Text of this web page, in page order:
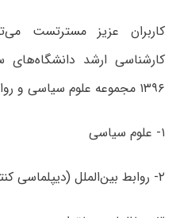
کاربران عزیز مسترتست
کارشناسی ارشد دانشگاه‌های
۱۳۹۶ مجموعه علوم سیاسی و روابط بین­ الملل شامل گرایش‌هایِ
۱- علوم سیاسی
۲- روابط بین‌­الملل (دیپلماسی کنترل تسلیحات)